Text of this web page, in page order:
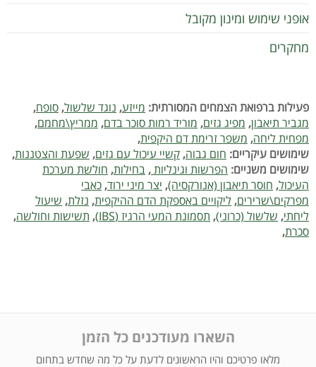
אופני שימוש ומינון מקובל
מחקרים
פעילות ברפואת הצמחים המסורתית: מייזע, נוגד שלשול, סופח,
מגביר תיאבון, מפיג גזים, מוריד רמות סוכר בדם, ממריץ\מחמם,
מפחית ליחה, משפר זרימת דם היקפית,
שימושים עיקריים: חום גבוה, קשיי עיכול עם גזים, שפעת והצטננות,
שימושים משניים: הפרשות וגינליות, בחילות, חולשת מערכת
העיכול, חוסר תיאבון (אנורקסיה), יצר מיני ירוד, כאבי
מפרקים\שרירים, ליקויים באספקת הדם ההיקפית, נזלת, שיעול
ליחתי, שלשול (כרוני), תסמונת המעי הרגיז (IBS) , תשישות וחולשה,
סכרת,
השארו מעודכנים כל הזמן
מלאו פרטיכם והיו הראשונים לדעת על כל מה שחדש בתחום